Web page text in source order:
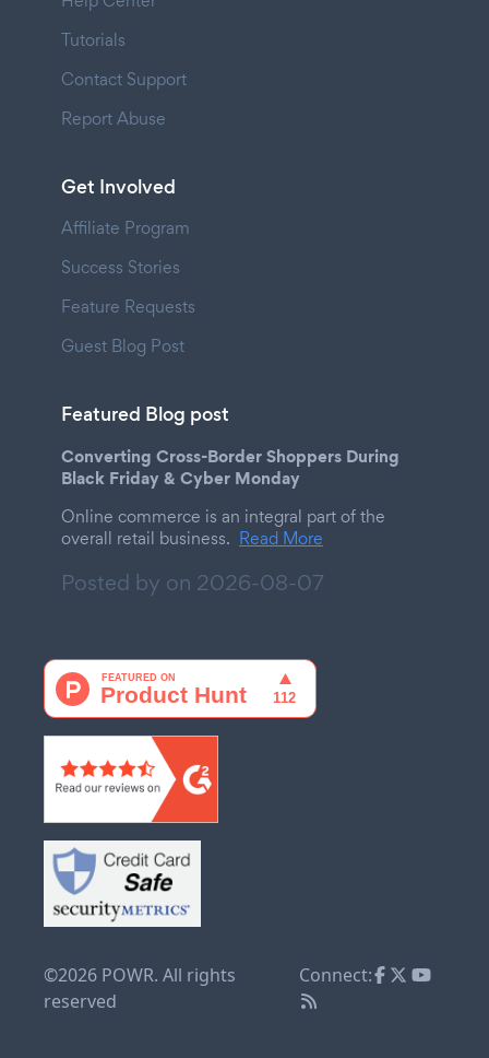
Tutorials
Contact Support
Report Abuse
Get Involved
Affiliate Program
Success Stories
Feature Requests
Guest Blog Post
Featured Blog post
Converting Cross-Border Shoppers During
Black Friday & Cyber Monday
Online commerce is an integral part of the
overall retail business. Read More
Posted by on 2026-08-07
©2026 POWR. All rights
reserved
Connect: